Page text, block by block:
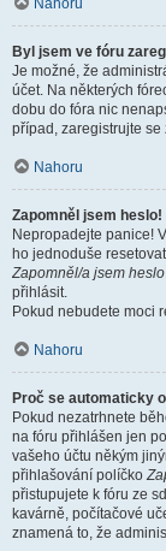
Nahoru
Byl jsem ve fóru
Je možné, že
účet. Na některých
dobu do fóra nic
případ, zaregistrujte
Nahoru
Zapomněl jsem heslo!
Nepropadejte panice!
ho jednoduše
Zapomněl/a jsem heslo
přihlásit.
Pokud nebudete moci
Nahoru
Proč se automaticky
Pokud nezatrhnete
na fóru přihlášen jen
vašeho účtu někým
přihlašování políčko
přistupujete k fóru ze
kavárně, počítačové
znamená to, že